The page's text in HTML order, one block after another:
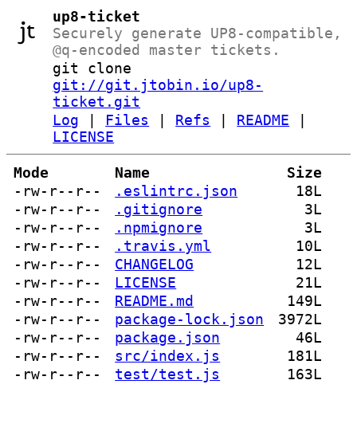
up8-ticket
Securely generate UP8-compatible,
@q-encoded master tickets.
git clone
git://git.jtobin.io/up8-
ticket.git
Log
Files Refs README
LICENSE
Mode Name
Size
-rw-r--r--
.eslintrc.json
18L
-rw-r--r--
.gitignore
3L
-rw-r--r--
.npmignore
3L
-rw-r--r--
.travis.yml
10L
-rw-r--r--
CHANGELOG
12L
-rw-r--r--
LICENSE
21L
-rw-r--r--
README.md
149L
-rw-r--r--
package-lock.json
3972L
-rw-r--r--
package.json
46L
-rw-r--r--
src/index.js
181L
-rw-r--r--
test/test.js 163L